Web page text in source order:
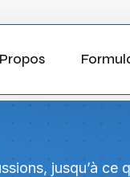
jusqu’à